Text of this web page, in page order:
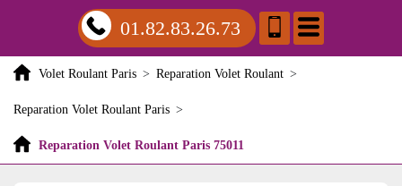
01.82.83.26.73
Volet Roulant Paris > Reparation Volet Roulant >
Reparation Volet Roulant Paris >
Reparation Volet Roulant Paris 75011